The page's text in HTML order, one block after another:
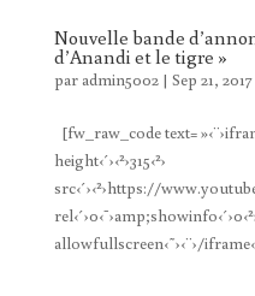
Nouvelle bande
d’Anandi et le tigre »
paradmin5002| Sep 21, 2017
[fw_raw_code text=
height‹´›‹²›315‹²›
src‹´›‹²›https://
allowfullscreen‹˜›‹¨›/